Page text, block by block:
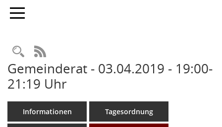
Toggle navigation
Rechercheauswahl
RSS-Feed
Gemeinderat - 03.04.2019 - 19:00-
21:19 Uhr
Informationen Tagesordnung